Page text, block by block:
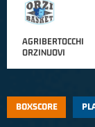
AGRIBERTOCCHI
ORZINUOVI
BOXSCORE